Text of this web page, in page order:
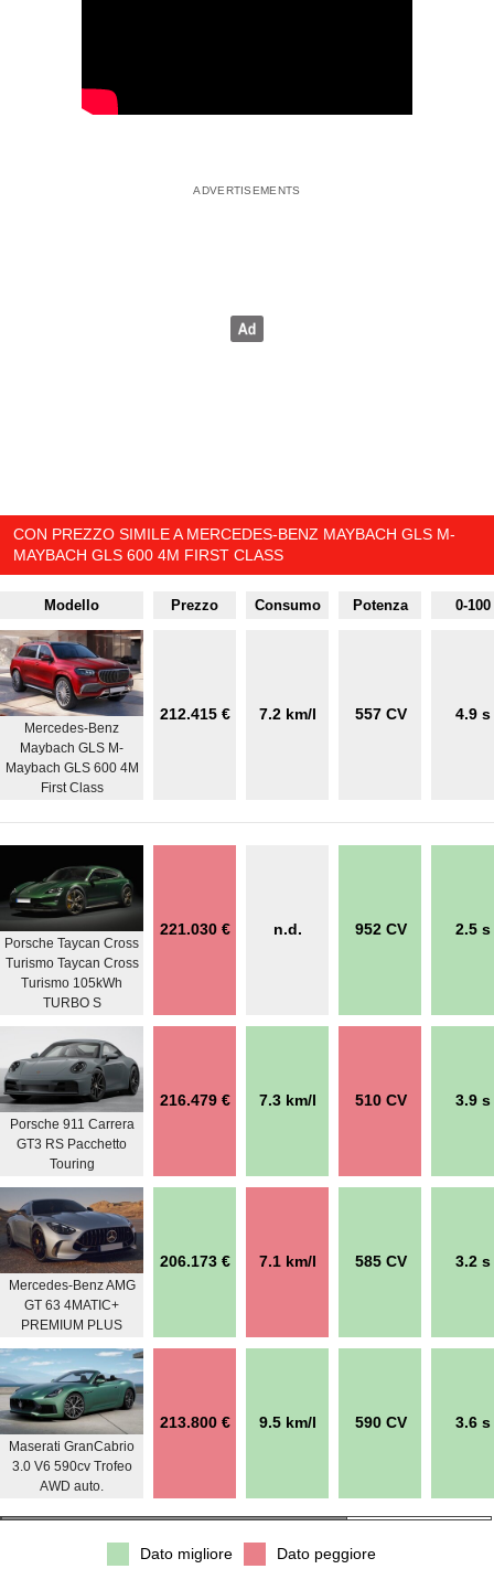
CON PREZZO SIMILE A MERCEDES-BENZ MAYBACH GLS M-
MAYBACH GLS 600 4M FIRST CLASS
Modello Prezzo Consumo Potenza 0-100
Mercedes-Benz
Maybach GLS M-
Maybach GLS 600 4M
First Class
212.415 € 7.2 km/l 557 CV 4.9 s
Porsche Taycan Cross
Turismo Taycan Cross
Turismo 105kWh
TURBO S
221.030 € n.d. 952 CV 2.5 s
Porsche 911 Carrera
GT3 RS Pacchetto
Touring
216.479 € 7.3 km/l 510 CV 3.9 s
Mercedes-Benz AMG
GT 63 4MATIC+
PREMIUM PLUS
206.173 € 7.1 km/l 585 CV 3.2 s
Maserati GranCabrio
3.0 V6 590cv Trofeo
AWD auto.
213.800 € 9.5 km/l 590 CV 3.6 s
Dato migliore Dato peggiore